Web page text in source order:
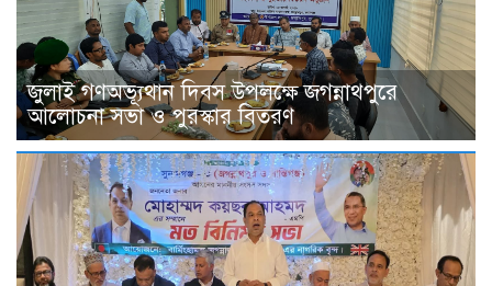
জুলাই গণঅভ্যূথান দিবস উপলক্ষে জগন্নাথপুরে
আলোচনা সভা ও পুরস্কার বিতরণ